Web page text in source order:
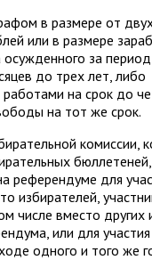
в размере от
или в размере
за
до трех лет, либо
на срок до
на тот же срок.
комиссии,
референдуме для
избирателей,
числе вместо других
или для
одного и того же